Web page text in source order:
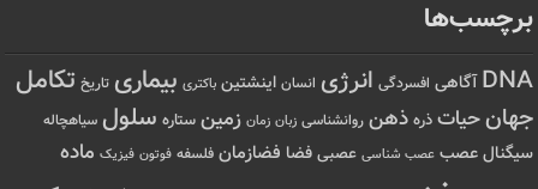
برچسب‌ها
DNA آگاهی افسردگی انرژی انسان اینشتین باکتری بیماری تاریخ تکامل
جهانحیات ذره ذهن روانشناسی زبان زمان زمین ستاره سلول سیاهچاله
سیگنال عصب عصب شناسی عصبی فضا فضازمان فلسفه فوتون فیزیک ماده